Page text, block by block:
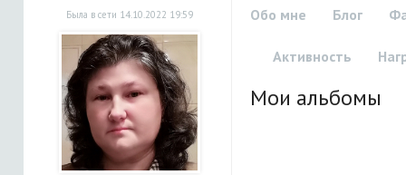
Была в сети 14.10.2022 19:59 Обо мне Блог
Активность
Мои альбомы